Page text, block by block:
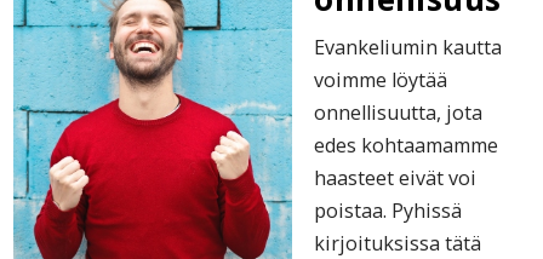
Evankeliumin kautta
voimme löytää
onnellisuutta, jota
edes kohtaamamme
haasteet eivät voi
poistaa. Pyhissä
kirjoituksissa tätä